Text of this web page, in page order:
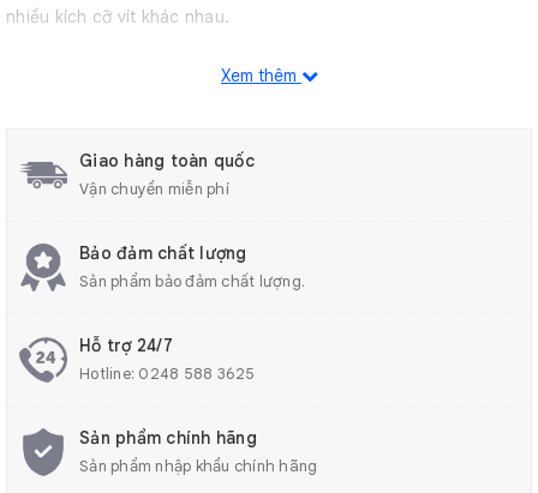
nhiều kích cỡ vít khác nhau.
giúp tiết kiệm thời gian và công sức.
Xem thêm
Giao hàng toàn quốc
Vận chuyển miễn phí
Bảo đảm chất lượng
Sản phẩm bảo đảm chất lượng.
Hỗ trợ 24/7
Hotline: 0248 588 3625
Sản phẩm chính hãng
Sản phẩm nhập khẩu chính hãng